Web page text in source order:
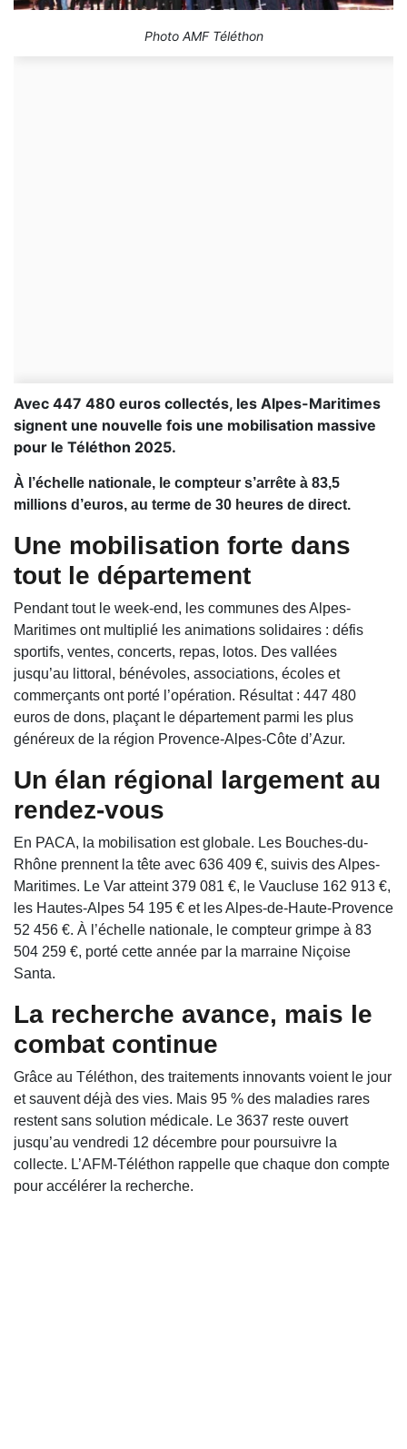
Photo AMF Téléthon
Avec 447 480 euros collectés, les Alpes-Maritimes
signent une nouvelle fois une mobilisation massive
pour le Téléthon 2025.
À l’échelle nationale, le compteur s’arrête à 83,5
millions d’euros, au terme de 30 heures de direct.
Une mobilisation forte dans
tout le département
Pendant tout le week-end, les communes des Alpes-
Maritimes ont multiplié les animations solidaires : défis
sportifs, ventes, concerts, repas, lotos. Des vallées
jusqu’au littoral, bénévoles, associations, écoles et
commerçants ont porté l’opération. Résultat : 447 480
euros de dons, plaçant le département parmi les plus
généreux de la région Provence-Alpes-Côte d’Azur.
Un élan régional largement au
rendez-vous
En PACA, la mobilisation est globale. Les Bouches-du-
Rhône prennent la tête avec 636 409 €, suivis des Alpes-
Maritimes. Le Var atteint 379 081 €, le Vaucluse 162 913 €,
les Hautes-Alpes 54 195 € et les Alpes-de-Haute-Provence
52 456 €. À l’échelle nationale, le compteur grimpe à 83
504 259 €, porté cette année par la marraine Niçoise
Santa.
La recherche avance, mais le
combat continue
Grâce au Téléthon, des traitements innovants voient le jour
et sauvent déjà des vies. Mais 95 % des maladies rares
restent sans solution médicale. Le 3637 reste ouvert
jusqu’au vendredi 12 décembre pour poursuivre la
collecte. L’AFM-Téléthon rappelle que chaque don compte
pour accélérer la recherche.